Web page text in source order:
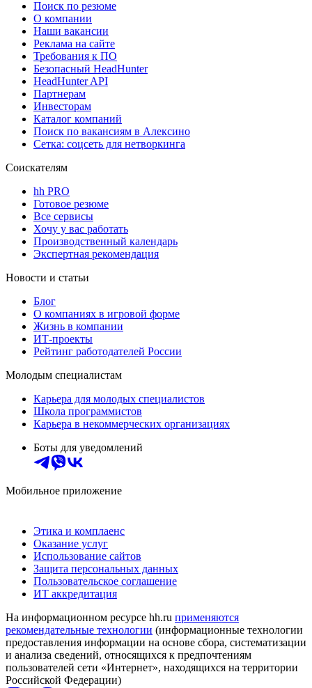
Поиск по резюме
О компании
Наши вакансии
Реклама на сайте
Требования к ПО
Безопасный HeadHunter
HeadHunter API
Партнерам
Инвесторам
Каталог компаний
Поиск по вакансиям в Алексино
Сетка: соцсеть для нетворкинга
Соискателям
hh PRO
Готовое резюме
Все сервисы
Хочу у вас работать
Производственный календарь
Экспертная рекомендация
Новости и статьи
Блог
О компаниях в игровой форме
Жизнь в компании
ИТ-проекты
Рейтинг работодателей России
Молодым специалистам
Карьера для молодых специалистов
Школа программистов
Карьера в некоммерческих организациях
Боты для уведомлений
Мобильное приложение
Этика и комплаенс
Оказание услуг
Использование сайтов
Защита персональных данных
Пользовательское соглашение
ИТ аккредитация
На информационном ресурсе hh.ru применяются
рекомендательные технологии (информационные технологии
предоставления информации на основе сбора, систематизации
и анализа сведений, относящихся к предпочтениям
пользователей сети «Интернет», находящихся на территории
Российской Федерации)